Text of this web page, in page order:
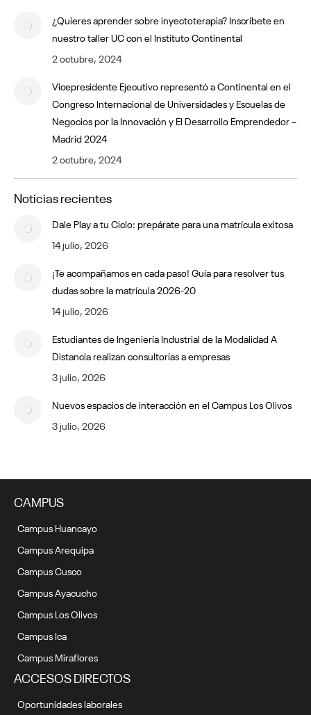
¿Quieres aprender sobre inyectoterapia? Inscríbete en
nuestro taller UC con el Instituto Continental
2 octubre, 2024
Vicepresidente Ejecutivo representó a Continental en el
Congreso Internacional de Universidades y Escuelas de
Negocios por la Innovación y El Desarrollo Emprendedor –
Madrid 2024
2 octubre, 2024
Noticias recientes
Dale Play a tu Ciclo: prepárate para una matrícula exitosa
14 julio, 2026
¡Te acompañamos en cada paso! Guía para resolver tus
dudas sobre la matrícula 2026-20
14 julio, 2026
Estudiantes de Ingeniería Industrial de la Modalidad A
Distancia realizan consultorías a empresas
3 julio, 2026
Nuevos espacios de interacción en el Campus Los Olivos
3 julio, 2026
CAMPUS
Campus Huancayo
Campus Arequipa
Campus Cusco
Campus Ayacucho
Campus Los Olivos
Campus Ica
Campus Miraflores
ACCESOS DIRECTOS
Oportunidades laborales